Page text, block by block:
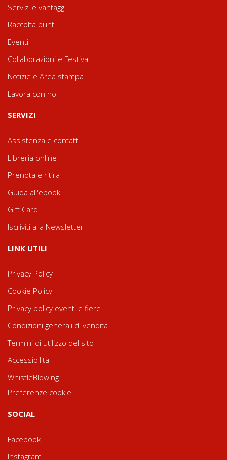
Servizi e vantaggi
Raccolta punti
Eventi
Collaborazioni e Festival
Notizie e Area stampa
Lavora con noi
SERVIZI
Assistenza e contatti
Libreria online
Prenota e ritira
Guida all'ebook
Gift Card
Iscriviti alla Newsletter
LINK UTILI
Privacy Policy
Cookie Policy
Privacy policy eventi e fiere
Condizioni generali di vendita
Termini di utilizzo del sito
Accessibilità
WhistleBlowing
Preferenze cookie
SOCIAL
Facebook
Instagram